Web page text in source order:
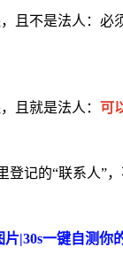
且不是法人：必
且就是法人： 可
登记的“联系人”，
片|30s一键自测你